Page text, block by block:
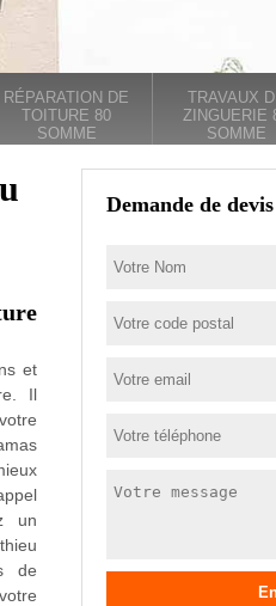
RÉPARATION DE
TOITURE 80
SOMME
TRAVAUX
ZINGUERIE
SOMME
et
Il
un
de
Demande de